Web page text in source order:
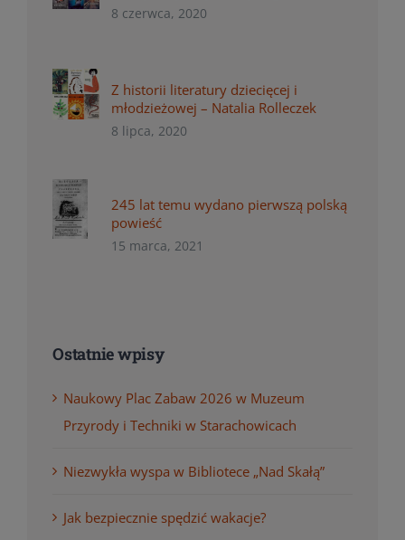
8 czerwca, 2020
Z historii literatury dziecięcej i
młodzieżowej – Natalia Rolleczek
8 lipca, 2020
245 lat temu wydano pierwszą polską
powieść
15 marca, 2021
Ostatnie wpisy
Naukowy Plac Zabaw 2026 w Muzeum
Przyrody i Techniki w Starachowicach
Niezwykła wyspa w Bibliotece „Nad Skałą”
Jak bezpiecznie spędzić wakacje?